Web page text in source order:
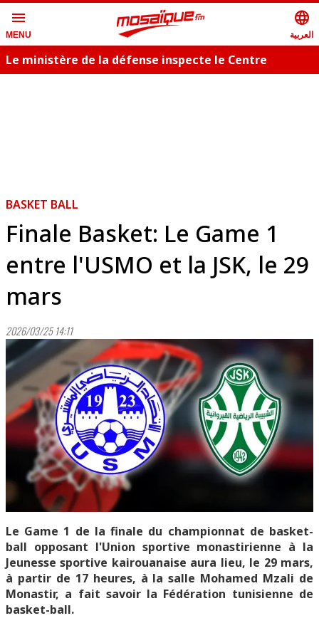
menu
MENU
language
العربية
Le ministère de la défense inspecte le Centre
BASKET BALL
Finale Basket: Le Game 1
entre l'USMO et la JSK, le 29
mars
2026/03/25 14:11
Le Game 1 de la finale du championnat de basket-
ball opposant l'Union sportive monastirienne à la
Jeunesse sportive kairouanaise aura lieu, le 29 mars,
à partir de 17 heures, à la salle Mohamed Mzali de
Monastir, a fait savoir la Fédération tunisienne de
basket-ball.